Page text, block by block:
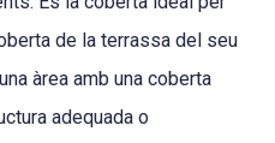
de la terrassa del seu
àrea amb una coberta
adequada o